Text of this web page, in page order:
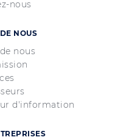
nous
NOUS
nous
d'information